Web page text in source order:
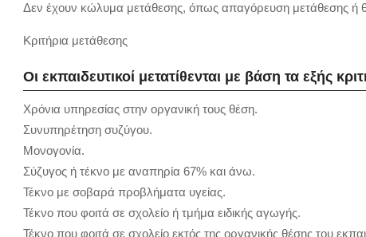
Δεν έχουν κώλυμα μετάθεσης, όπως απαγόρευση μετάθεσης ή
Κριτήρια μετάθεσης
Οι εκπαιδευτικοί μετατίθενται με βάση τα εξής
Χρόνια υπηρεσίας στην οργανική τους θέση.
Συνυπηρέτηση συζύγου.
Μονογονία.
Σύζυγος ή τέκνο με αναπηρία 67% και άνω.
Τέκνο με σοβαρά προβλήματα υγείας.
Τέκνο που φοιτά σε σχολείο ή τμήμα ειδικής αγωγής.
Τέκνο που φοιτά σε σχολείο εκτός της οργανικής θέσης του